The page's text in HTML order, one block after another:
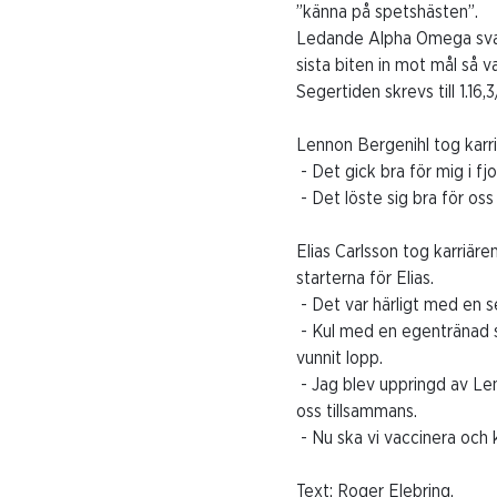
”känna på spetshästen”.
Ledande Alpha Omega
sista biten in mot mål så
Segertiden skrevs till
Lennon Bergenihl tog
- Det gick bra för mig i
- Det löste sig bra för
Elias Carlsson tog
starterna för Elias.
- Det var härligt med en
- Kul med en egentränad
vunnit lopp.
- Jag blev uppringd av
oss tillsammans.
- Nu ska vi vaccinera
Text: Roger Elebring.